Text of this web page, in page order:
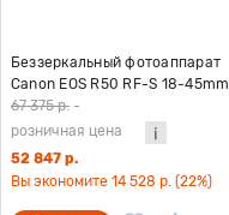
Беззеркальный фотоаппарат
Canon EOS R50 RF-S 18-45mm
F4.5-6.3 IS STM KIT
67 375 р. -
розничная цена
52 847 р.
Вы экономите 14 528 р. (22%)